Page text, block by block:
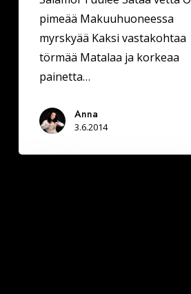
pimeää Makuuhuoneessa
myrskyää Kaksi vastakohtaa
törmää Matalaa ja korkeaa
painetta…
Anna
3.6.2014